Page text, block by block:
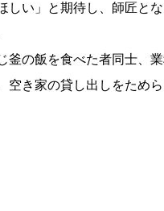
しい」と期待し、師匠とな
釜の飯を食べた者同士、
空き家の貸し出しをためら